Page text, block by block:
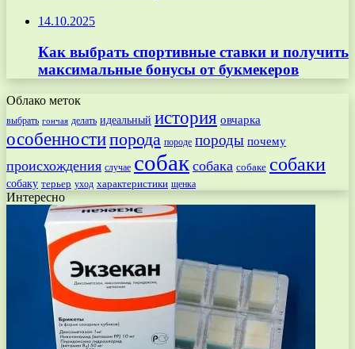
14.10.2025
Как выбрать спортивные ставки и получить
максимальные бонусы от букмекеров
Облако меток
выбрать гончая делать идеальный история овчарка
особенностипорода породе породы почему
происхождения случае собак собака собаке собаки
собаку терьер уход характеристики щенка
Интересно